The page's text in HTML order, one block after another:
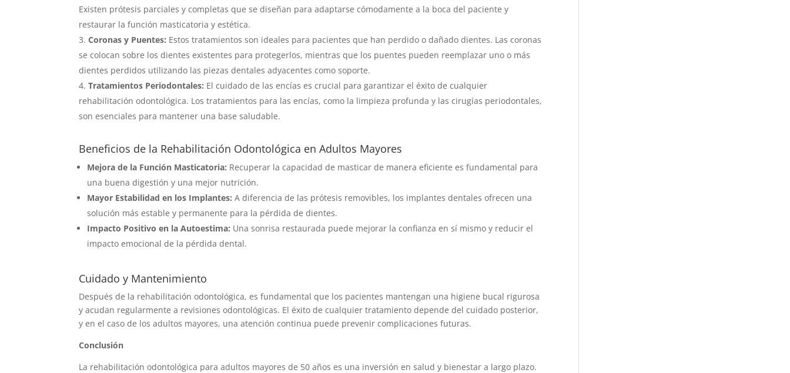
Existen prótesis parciales y completas que se diseñan para adaptarse cómodamente a la boca del paciente y
restaurar la función masticatoria y estética.
Coronas y Puentes: Estos tratamientos son ideales para pacientes que han perdido o dañado dientes. Las coronas
se colocan sobre los dientes existentes para protegerlos, mientras que los puentes pueden reemplazar uno o más
dientes perdidos utilizando las piezas dentales adyacentes como soporte.
Tratamientos Periodontales: El cuidado de las encías es crucial para garantizar el éxito de cualquier
rehabilitación odontológica. Los tratamientos para las encías, como la limpieza profunda y las cirugías periodontales,
son esenciales para mantener una base saludable.
Beneficios de la Rehabilitación Odontológica en Adultos Mayores
Mejora de la Función Masticatoria: Recuperar la capacidad de masticar de manera eficiente es fundamental para
una buena digestión y una mejor nutrición.
Mayor Estabilidad en los Implantes: A diferencia de las prótesis removibles, los implantes dentales ofrecen una
solución más estable y permanente para la pérdida de dientes.
Impacto Positivo en la Autoestima: Una sonrisa restaurada puede mejorar la confianza en sí mismo y reducir el
impacto emocional de la pérdida dental.
Cuidado y Mantenimiento
Después de la rehabilitación odontológica, es fundamental que los pacientes mantengan una higiene bucal rigurosa
y acudan regularmente a revisiones odontológicas. El éxito de cualquier tratamiento depende del cuidado posterior,
y en el caso de los adultos mayores, una atención continua puede prevenir complicaciones futuras.
Conclusión
La rehabilitación odontológica para adultos mayores de 50 años es una inversión en salud y bienestar a largo plazo.